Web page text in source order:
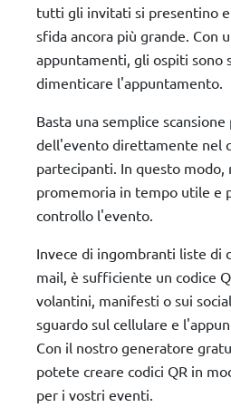
tutti gli invitati si presentino
sfida ancora più grande. Con
appuntamenti, gli ospiti sono
dimenticare l'appuntamento.
Basta una semplice
dell'evento direttamente nel
partecipanti. In questo modo,
promemoria in tempo utile e
controllo l'evento.
Invece di ingombranti liste di
mail, è sufficiente un codice
volantini, manifesti o sui
sguardo sul cellulare e
Con il nostro generatore
potete creare codici QR in
per i vostri eventi.